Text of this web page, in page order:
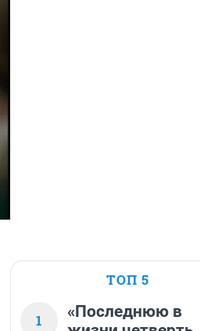
ТОП 5
1
«Последнюю в